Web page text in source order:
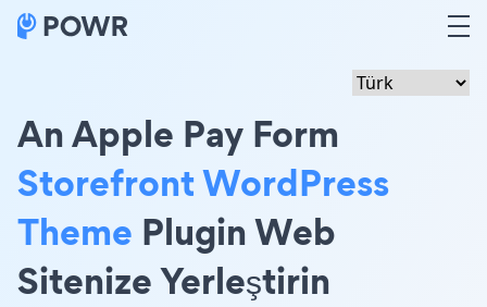
An Apple Pay Form
Storefront WordPress
Theme Plugin Web
Sitenize Yerleştirin